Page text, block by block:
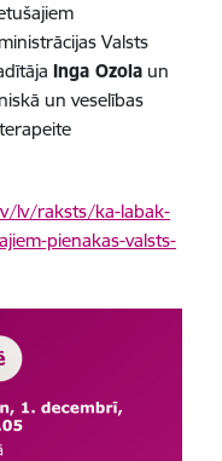
Valsts
Inga Ozola un
un veselības
lv/raksts/ka-labak-
pienakas-valsts-